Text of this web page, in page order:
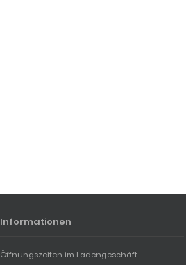
Informationen
Öffnungszeiten im Ladengeschäft